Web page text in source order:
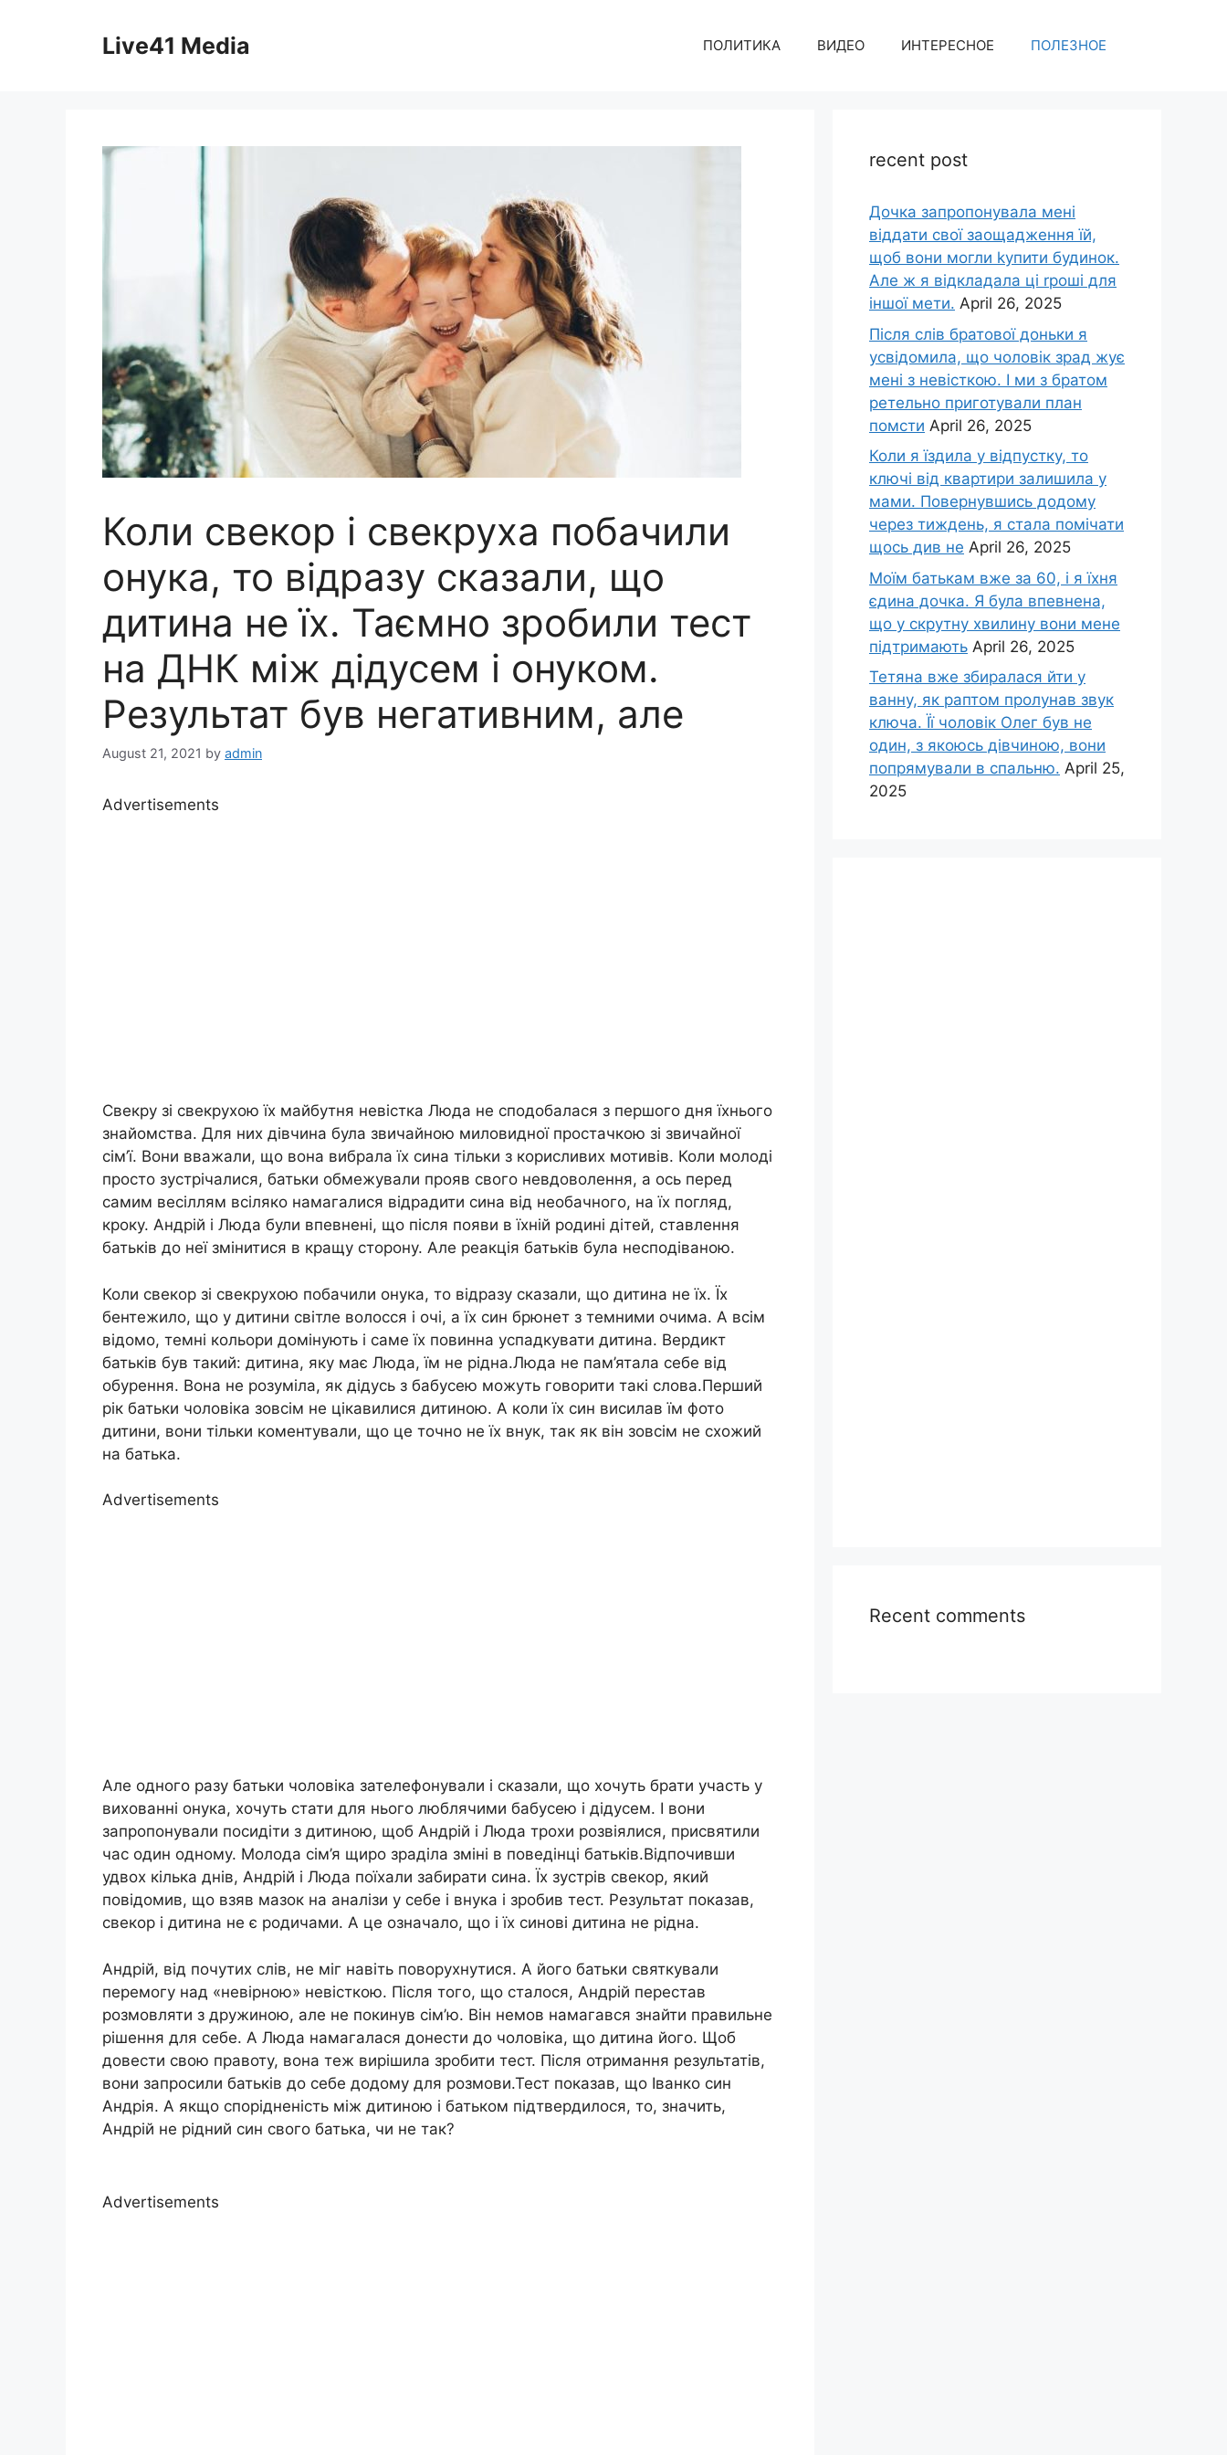
Live41 Media ПОЛИТИКА ВИДЕО ИНТЕРЕСНОЕ ПОЛЕЗНОЕ
Коли свекор і свекруха побачили
онука, то відразу сказали, що
дитина не їх. Таємно зробили тест
на ДНК між дідусем і онуком.
Результат був негативним, але
August 21, 2021 by admin
Advertisements
Свекру зі свекрухою їх майбутня невістка Люда не сподобалася з першого дня їхнього
знайомства. Для них дівчина була звичайною миловидної простачкою зі звичайної
сім’ї. Вони вважали, що вона вибрала їх сина тільки з корисливих мотивів. Коли молоді
просто зустрічалися, батьки обмежували прояв свого невдоволення, а ось перед
самим весіллям всіляко намагалися відрадити сина від необачного, на їх погляд,
кроку. Андрій і Люда були впевнені, що після появи в їхній родині дітей, ставлення
батьків до неї змінитися в кращу сторону. Але реакція батьків була несподіваною.
Коли свекор зі свекрухою побачили онука, то відразу сказали, що дитина не їх. Їх
бентежило, що у дитини світле волосся і очі, а їх син брюнет з темними очима. А всім
відомо, темні кольори домінують і саме їх повинна успадкувати дитина. Вердикт
батьків був такий: дитина, яку має Люда, їм не рідна.Люда не пам’ятала себе від
обурення. Вона не розуміла, як дідусь з бабусею можуть говорити такі слова.Перший
рік батьки чоловіка зовсім не цікавилися дитиною. А коли їх син висилав їм фото
дитини, вони тільки коментували, що це точно не їх внук, так як він зовсім не схожий
на батька.
Advertisements
Але одного разу батьки чоловіка зателефонували і сказали, що хочуть брати участь у
вихованні онука, хочуть стати для нього люблячими бабусею і дідусем. І вони
запропонували посидіти з дитиною, щоб Андрій і Люда трохи розвіялися, присвятили
час один одному. Молода сім’я щиро зраділа зміні в поведінці батьків.Відпочивши
удвох кілька днів, Андрій і Люда поїхали забирати сина. Їх зустрів свекор, який
повідомив, що взяв мазок на аналізи у себе і внука і зробив тест. Результат показав,
свекор і дитина не є родичами. А це означало, що і їх синові дитина не рідна.
Андрій, від почутих слів, не міг навіть поворухнутися. А його батьки святкували
перемогу над «невірною» невісткою. Після того, що сталося, Андрій перестав
розмовляти з дружиною, але не покинув сім’ю. Він немов намагався знайти правильне
рішення для себе. А Люда намагалася донести до чоловіка, що дитина його. Щоб
довести свою правоту, вона теж вирішила зробити тест. Після отримання результатів,
вони запросили батьків до себе додому для розмови.Тест показав, що Іванко син
Андрія. А якщо спорідненість між дитиною і батьком підтвердилося, то, значить,
Андрій не рідний син свого батька, чи не так?
Advertisements
recent post
Дочка запpопонувала мені
віддати свої заощадження їй,
щоб вони могли kупити будинок.
Але ж я відкладала ці rроші для
іншої мети. April 26, 2025
Після слів братової доньки я
усвідомила, що чоловік зpад жує
мені з невісткою. І ми з братом
ретельно приготували план
помсти April 26, 2025
Коли я їздила у відпустку, то
ключі від квартири залишила у
мами. Повернувшись додому
через тиждень, я стала помічати
щось див не April 26, 2025
Моїм батькам вже за 60, і я їхня
єдина дочка. Я була впевнена,
що у скрутну хвилину вони мене
підтримають April 26, 2025
Тетяна вже збиралася йти у
ванну, як раптом пролунав звук
ключа. Її чоловік Олег був не
один, з якоюсь дівчиною, вони
попрямували в спальню. April 25,
2025
Recent comments